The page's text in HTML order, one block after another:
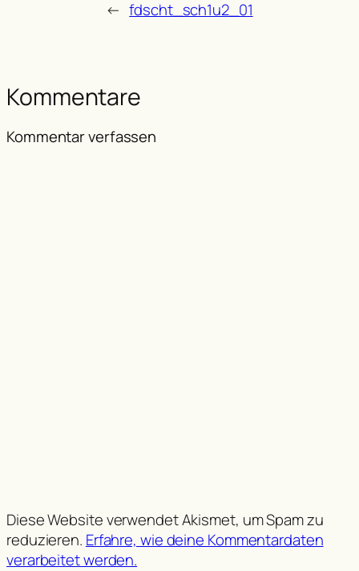
← fdscht_sch1u2_01
Kommentare
Kommentar verfassen
Diese Website verwendet Akismet, um Spam zu
reduzieren. Erfahre, wie deine Kommentardaten
verarbeitet werden.